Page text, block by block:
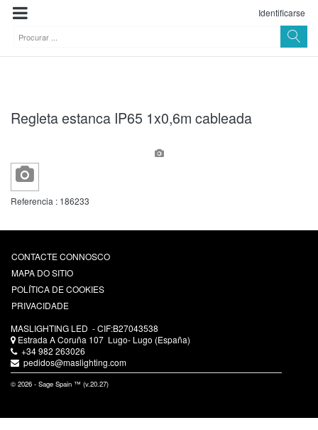
Identificarse
Regleta estanca IP65 1x0,6m cableada
Referencia : 186233
CONTACTE CONNOSCO
MAPA DO SITIO
POLÍTICA DE COOKIES
PRIVACIDADE
MASLIGHTING LED - CIF:B27043538
Estrada A Coruña 107 Lugo- Lugo (España)
+34 982 263026
pedidos@maslighting.com
© 2026 - Sage Spain ™ (v.20.27)